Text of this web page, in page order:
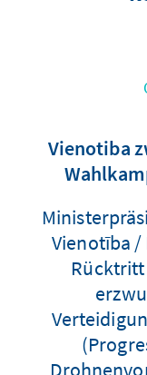
Vienotiba
Vienotība /